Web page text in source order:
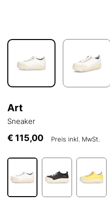
Art
Sneaker
€ 115,00 Preis inkl. MwSt.